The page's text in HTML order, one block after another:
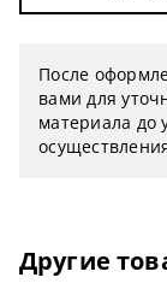
После
вами для
материала до
Другие